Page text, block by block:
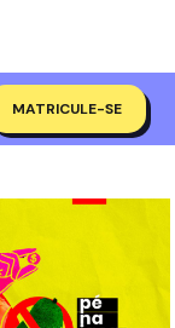
MATRICULE-SE
maior